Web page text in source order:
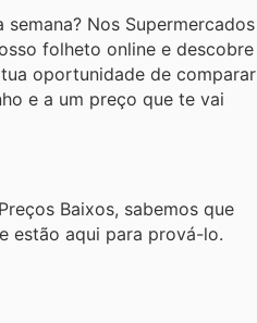
Nos Supermercados
folheto online e descobre
oportunidade de comparar
e a um preço que te vai
Baixos, sabemos que
estão aqui para prová-lo.